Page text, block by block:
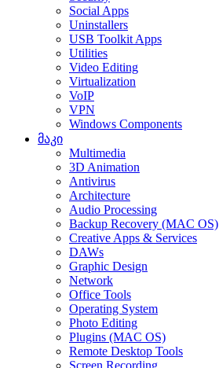
Social Apps
Uninstallers
USB Toolkit Apps
Utilities
Video Editing
Virtualization
VoIP
VPN
Windows Components
მაკი
Multimedia
3D Animation
Antivirus
Architecture
Audio Processing
Backup Recovery (MAC OS)
Creative Apps & Services
DAWs
Graphic Design
Network
Office Tools
Operating System
Photo Editing
Plugins (MAC OS)
Remote Desktop Tools
Screen Recording